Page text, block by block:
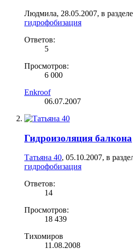
Людмила, 28.05.2007, в
гидрофобизация
Ответов:
5
Просмотров:
6 000
Enkroof
06.07.2007
Гидроизоляция балкона
Татьяна 40, 05.10.2007, в
гидрофобизация
Ответов:
14
Просмотров:
18 439
Тихомиров
11.08.2008